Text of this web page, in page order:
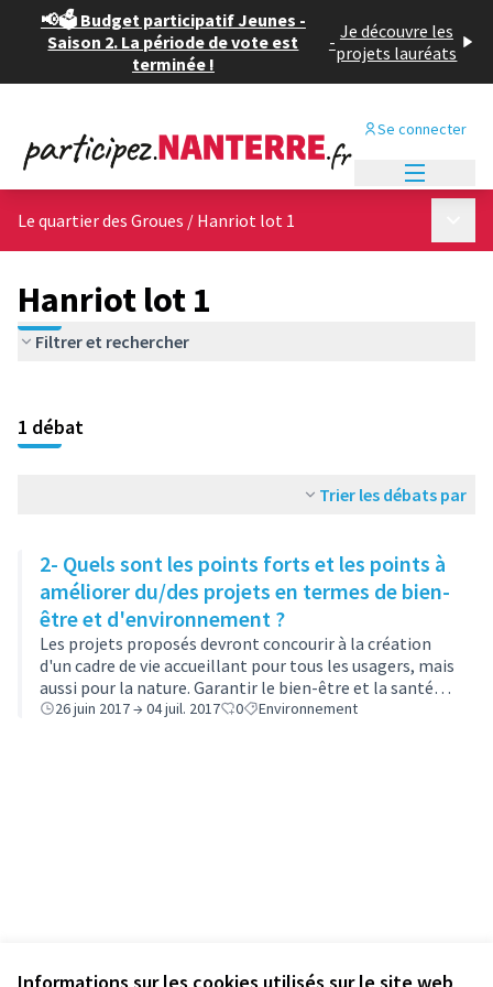
📢🗳️ Budget participatif Jeunes -
Saison 2. La période de vote est
terminée !
- Je découvre les
projets lauréats
Se connecter
Le quartier des Groues / Hanriot lot 1
Hanriot lot 1
Filtrer et rechercher
1 débat
Trier les débats par
2- Quels sont les points forts et les points à
améliorer du/des projets en termes de bien-
être et d'environnement ?
Les projets proposés devront concourir à la création
d'un cadre de vie accueillant pour tous les usagers, mais
aussi pour la nature. Garantir le bien-être et la santé
des citadins est plus que jamais un enjeu
26 juin 2017 → 04 juil. 2017 0 Environnement